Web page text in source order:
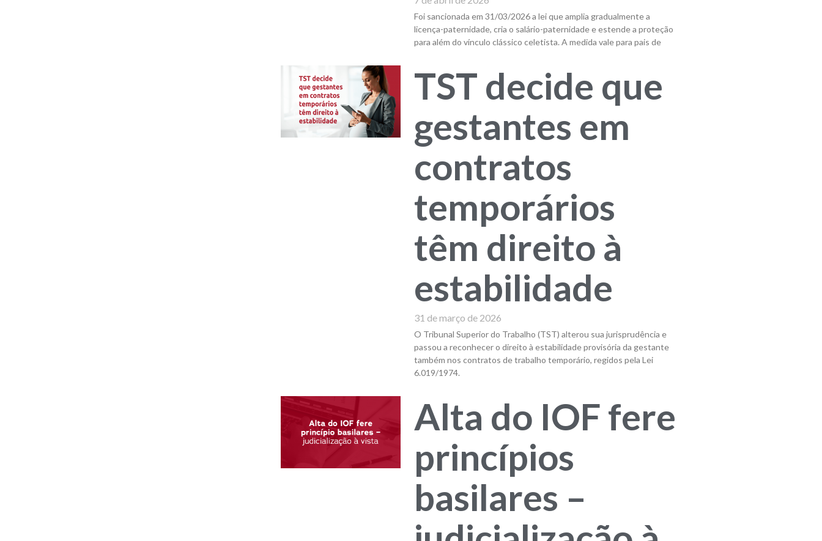
Foi sancionada em 31/03/2026 a lei que amplia gradualmente a
licença-paternidade, cria o salário-paternidade e estende a proteção
para além do vínculo clássico celetista. A medida vale para pais de
TST decide que
gestantes em
contratos
temporários
têm direito à
estabilidade
31 de março de 2026
O Tribunal Superior do Trabalho (TST) alterou sua jurisprudência e
passou a reconhecer o direito à estabilidade provisória da gestante
também nos contratos de trabalho temporário, regidos pela Lei
6.019/1974.
Alta do IOF fere
princípios
basilares –